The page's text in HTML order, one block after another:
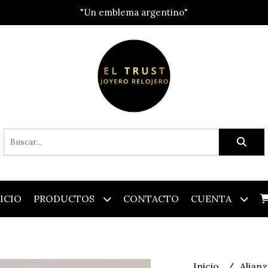
"Un emblema argentino"
PRODUCTOS CONTACTO CUENTA